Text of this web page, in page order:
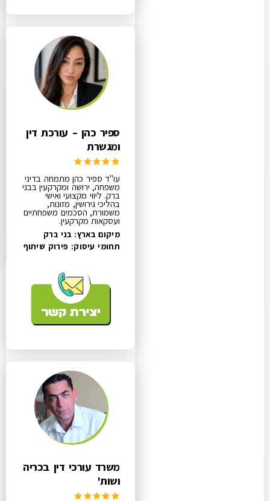
ספיר כהן – עורכת דין
ומגשרת
עו"ד ספיר כהן מתמחה בדיני
משפחה, ירושה ומקרקעין בבני
ברק. ליווי מקצועי ואישי
בהליכי גירושין, מזונות,
משמורת, הסכמים משפחתיים
ועסקאות מקרקעין.
מיקום בארץ: בני ברק
תחומי עיסוק: פירוק שיתוף
משרד עורכי דין בכריה
ושות'